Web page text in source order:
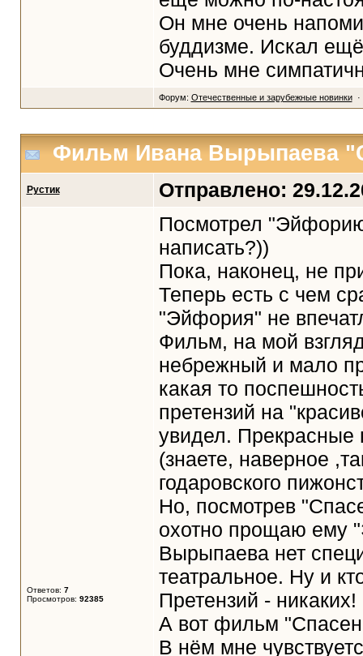
Он мне очень
буддизме. Искал ещё
Очень мне
Форум: Отечественные и зарубежные новинки·
Фильм Ивана Вырыпаева
Рустик Отправлено:
Ответов: 7
Просмотров: 92385
Посмотрел
написать?))
Пока, наконец, не
Теперь есть с чем
"Эйфория" не
Фильм, на мой
небрежный и мало
какая то
претензий на
увидел. Прекрасные
(знаете, наверное
годаровского
Но, посмотрев
охотно прощаю ему
Вырыпаева нет
театральное. Ну и
Претензий - никаких!
А вот фильм
В нём мне